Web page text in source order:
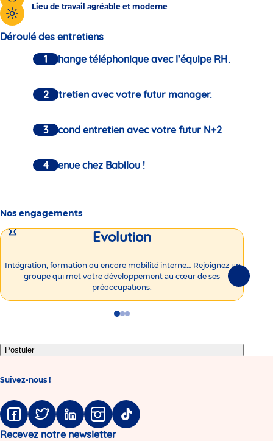
Lieu de travail agréable et moderne
Déroulé des entretiens
Un échange téléphonique avec l’équipe RH.
Un entretien avec votre futur manager.
Un second entretien avec votre futur N+2
Bienvenue chez Babilou !
Nos engagements
Evolution
Intégration, formation ou encore mobilité interne… Rejoignez un
groupe qui met votre développement au cœur de ses
préoccupations.
Go
1
Go
2
Go
3
Postuler
Suivez-nous !
FacebookTwitter LinkedinInstagramTiktok
Recevez notre newsletter